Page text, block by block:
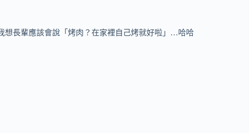
想長輩應該會說「烤肉？在家裡自己烤就好啦」…哈哈